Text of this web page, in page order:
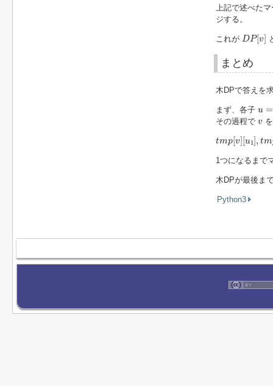
上記で述べた
ジする。
これが DP[v]
DP[v ]
まとめ
木DPで答えを
まず、各子 u =
u=u
その過程で v
vを
tmp[v][u1], tm
tm v ][u ], m
1つになるまで
木DPが最後ま
Python3